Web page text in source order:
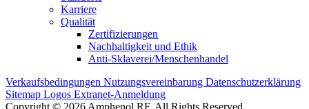
Karriere
Qualität
Zertifizierungen
Nachhaltigkeit und Ethik
Anti-Sklaverei/Menschenhandel
Verkaufsbedingungen Nutzungsvereinbarung Datenschutzerklärung
Sitemap Logos Extranet-Anmeldung